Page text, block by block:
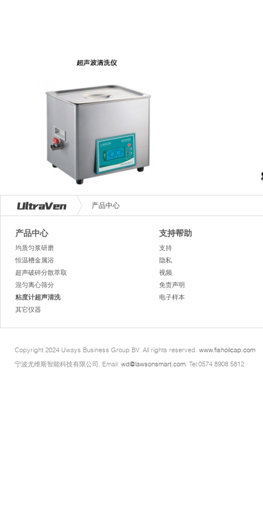
产品中心
产品中心
均质匀浆研磨
恒温槽金属浴
超声破碎分散萃取
混匀离心筛分
粘度计超声清洗
其它仪器
支持帮助
支持
隐私
视频
免责声明
电子样本
Copyright 2024 Uways Business Group BV. All rights reserved. www.fishoilcap.com
宁波尤维斯智能科技有限公司. Email: wd@lawsonsmart.com . Tel:0574 8908 5812